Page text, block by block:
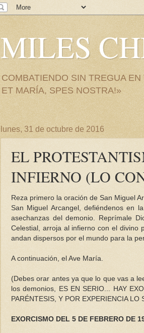
MILES
COMBATIENDO SIN TREGUA
ET MARÍA, SPES NOSTRA!»
lunes, 31 de octubre de 2016
EL
INFIERNO (LO
Reza primero la oración de San Miguel
San Miguel Arcangel, defiéndenos en
asechanzas del demonio. Reprímale
Celestial, arroja al infierno con el divino
andan dispersos por el mundo para la
A continuación, el Ave María.
(Debes orar antes ya que lo que vas a
los demonios, ES EN SERIO... HAY
PARÉNTESIS, Y POR EXPERIENCIA LO
EXORCISMO DEL 5 DE FEBRERO DE